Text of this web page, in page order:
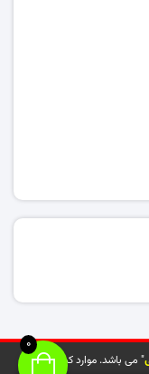
" می باشد. موارد کپی شده از
0